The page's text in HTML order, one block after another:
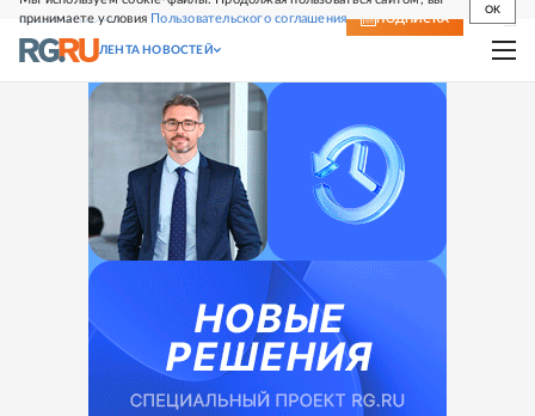
принимаете условия Пользовательского соглашения
OK
СВЕЖИЙ НОМЕР ПОДПИСКА
ЛЕНТА НОВОСТЕЙ